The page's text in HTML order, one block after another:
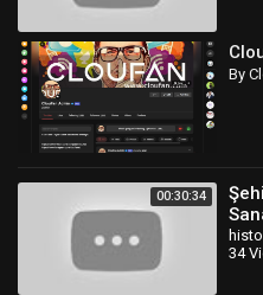
By
00:30:34
34